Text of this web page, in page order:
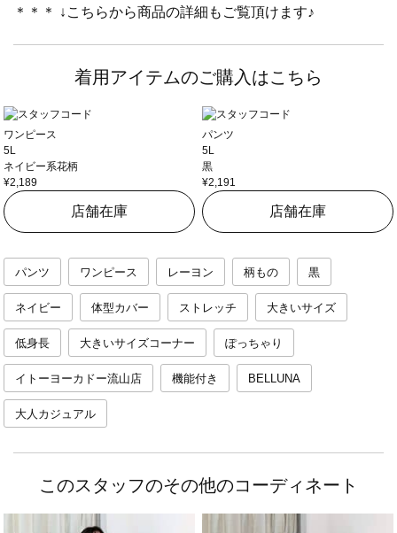
＊＊＊ ↓こちらから商品の詳細もご覧頂けます♪
着用アイテムのご購入はこちら
ワンピース
5L
ネイビー系花柄
¥2,189
店舗在庫
パンツ
5L
黒
¥2,191
店舗在庫
パンツ ワンピース レーヨン 柄もの 黒
ネイビー 体型カバー ストレッチ 大きいサイズ
低身長 大きいサイズコーナー ぽっちゃり
イトーヨーカドー流山店 機能付き BELLUNA
大人カジュアル
このスタッフのその他のコーディネート